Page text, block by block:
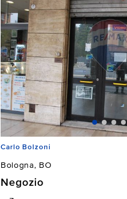
Carlo Bolzoni
Bologna, BO
Negozio